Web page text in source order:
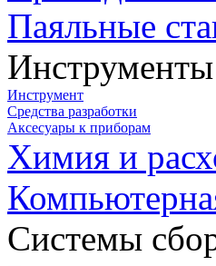
Паяльные
Инструмент
Средства разработки
Аксесуары к приборам
Химия и
Системы